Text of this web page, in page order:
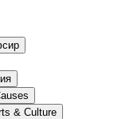
& Culture